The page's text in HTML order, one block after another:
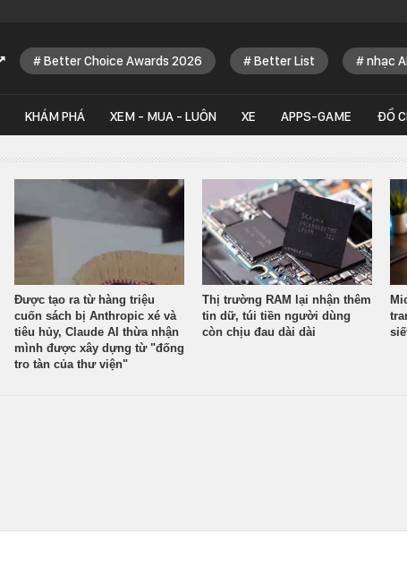
Better Choice Awards 2026 Better List nhạc
KHÁM PHÁ XEM - MUA - LUÔN XE APPS-GAME ĐỒ
Được tạo ra từ hàng triệu
cuốn sách bị Anthropic xé và
tiêu hủy, Claude AI thừa nhận
mình được xây dựng từ "đống
tro tàn của thư viện"
Thị trường RAM lại nhận thêm
tin dữ, túi tiền người dùng
còn chịu đau dài dài